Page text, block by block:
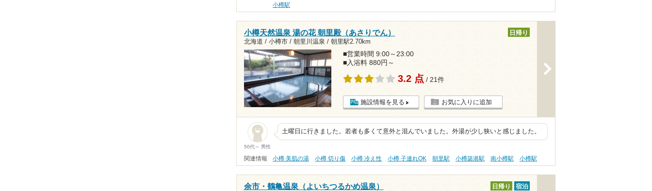
小樽駅
小樽天然温泉 湯の花 朝里殿（あさりでん）
北海道 / 小樽市 / 朝里川温泉 / 朝里駅2.70km
日帰り
■営業時間 9:00～23:00
■入浴料 880円～
3.2 点 / 21件
施設情報を見る お気に入りに追加
50代～ 男性
土曜日に行きました。若者も多くて意外と混んでいました。外湯が少し狭いと感じました。
関連情報 小樽 美肌の湯 小樽 切り傷 小樽 冷え性 小樽 子連れOK 朝里駅 小樽築港駅 南小樽駅 小樽駅
余市・鶴亀温泉（よいちつるかめ温泉） 日帰り 宿泊